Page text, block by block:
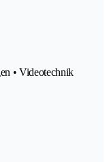
• Videotechnik